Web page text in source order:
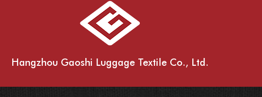
Hangzhou Gaoshi Luggage Textile Co., Ltd.